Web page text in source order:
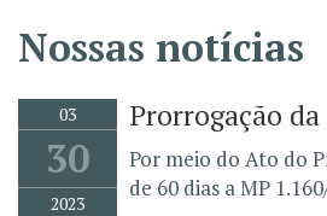
Nossas notícias
03
30
2023
Prorrogação
Por meio do Ato do
de 60 dias a MP